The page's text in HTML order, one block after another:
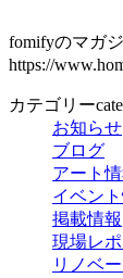
fomifyのマガ
https://
カテゴリー
お知らせ
ブログ
アート
イベン
掲載情報
現場レポ
リノベ